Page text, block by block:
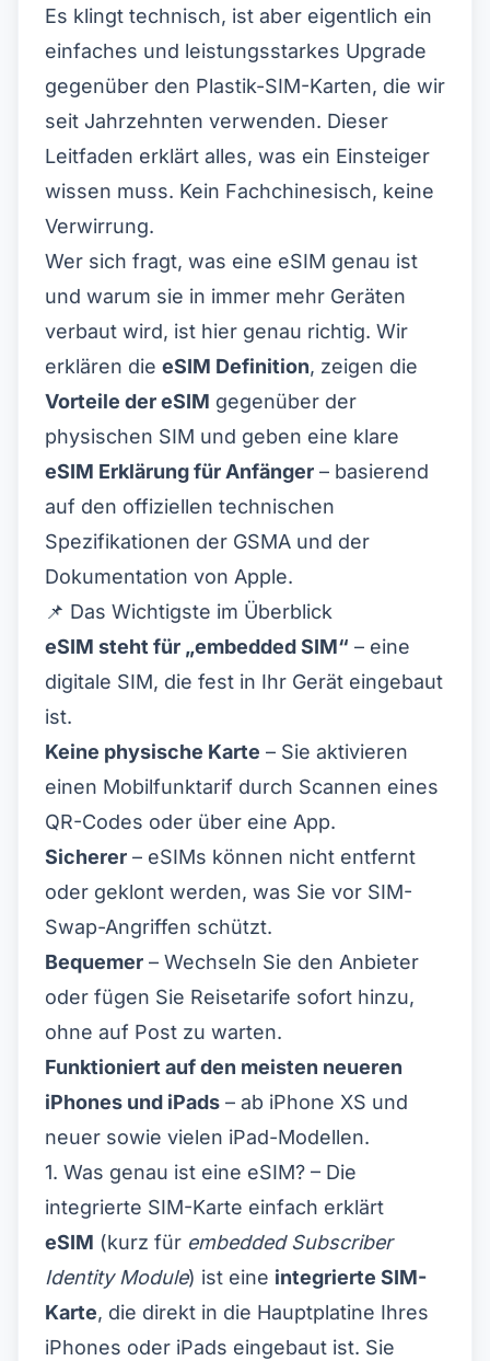
Es klingt technisch, ist aber eigentlich ein
einfaches und leistungsstarkes Upgrade
gegenüber den Plastik-SIM-Karten, die wir
seit Jahrzehnten verwenden. Dieser
Leitfaden erklärt alles, was ein Einsteiger
wissen muss. Kein Fachchinesisch, keine
Verwirrung.
Wer sich fragt, was eine eSIM genau ist
und warum sie in immer mehr Geräten
verbaut wird, ist hier genau richtig. Wir
erklären die eSIM Definition, zeigen die
Vorteile der eSIM gegenüber der
physischen SIM und geben eine klare
eSIM Erklärung für Anfänger – basierend
auf den offiziellen technischen
Spezifikationen der GSMA und der
Dokumentation von Apple.
📌 Das Wichtigste im Überblick
eSIM steht für „embedded SIM“ – eine
digitale SIM, die fest in Ihr Gerät eingebaut
ist.
Keine physische Karte – Sie aktivieren
einen Mobilfunktarif durch Scannen eines
QR-Codes oder über eine App.
Sicherer – eSIMs können nicht entfernt
oder geklont werden, was Sie vor SIM-
Swap-Angriffen schützt.
Bequemer – Wechseln Sie den Anbieter
oder fügen Sie Reisetarife sofort hinzu,
ohne auf Post zu warten.
Funktioniert auf den meisten neueren
iPhones und iPads – ab iPhone XS und
neuer sowie vielen iPad-Modellen.
1. Was genau ist eine eSIM? – Die
integrierte SIM-Karte einfach erklärt
eSIM (kurz für embedded Subscriber
Identity Module) ist eine integrierte SIM-
Karte, die direkt in die Hauptplatine Ihres
iPhones oder iPads eingebaut ist. Sie